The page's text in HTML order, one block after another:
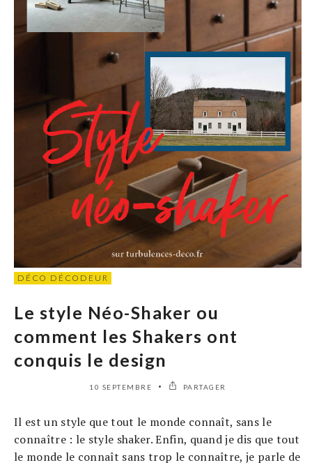
DÉCO DÉCODEUR
Le style Néo-Shaker ou
comment les Shakers ont
conquis le design
10 SEPTEMBRE PARTAGER
Il est un style que tout le monde connaît, sans le
connaître : le style shaker. Enfin, quand je dis que tout
le monde le connaît sans trop le connaître, je parle de